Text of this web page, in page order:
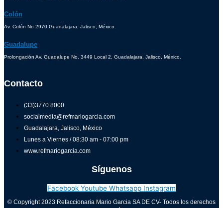
Colón
Av. Colón No 2970 Guadalajara, Jalisco, México.
Guadalupe
Prolongación Av. Guadalupe No. 3449 Local 2, Guadalajara, Jalisco, México.
Contacto
(33)3770 8000
socialmedia@refmariogarcia.com
Guadalajara, Jalisco, México
Lunes a Viernes / 08:30 am - 07:00 pm
www.refmariogarcia.com
Síguenos
Facebook Youtube Whatsapp Instagram
© Copyright 2023 Refaccionaria Mario Garcia SA DE CV- Todos los derechos